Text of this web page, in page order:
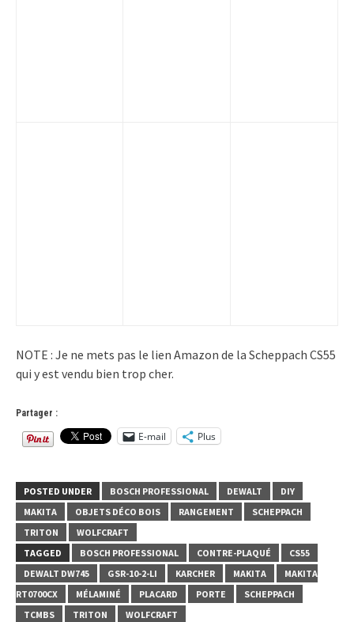
NOTE : Je ne mets pas le lien Amazon de la Scheppach CS55
qui y est vendu bien trop cher.
Partager :
E-mail Plus
POSTED UNDER BOSCH PROFESSIONAL DEWALT
DIY
MAKITA
OBJETS DÉCO BOIS RANGEMENT
SCHEPPACH
TRITON
WOLFCRAFT
TAGGED
BOSCH PROFESSIONAL CONTRE-PLAQUÉ
CS55
DEWALT DW745
GSR-10-2-LI KARCHER MAKITA
MAKITA
RT0700CX
MÉLAMINÉ PLACARD PORTE
SCHEPPACH
TCMBS
TRITON WOLFCRAFT